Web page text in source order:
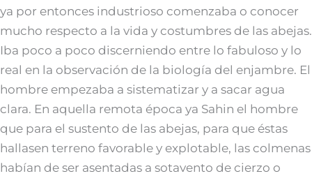
ya por entonces industrioso comenzaba o conocer
mucho respecto a la vida y costumbres de las abejas.
Iba poco a poco discerniendo entre lo fabuloso y lo
real en la observación de la biología del enjambre. El
hombre empezaba a sistematizar y a sacar agua
clara. En aquella remota época ya Sahin el hombre
que para el sustento de las abejas, para que éstas
hallasen terreno favorable y explotable, las colmenas
habían de ser asentadas a sotavento de cierzo o